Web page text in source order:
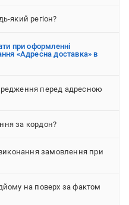
який регіон?
при оформленні
«Адресна доставка» в
перед адресною
за кордон?
замовлення при
на поверх за фактом